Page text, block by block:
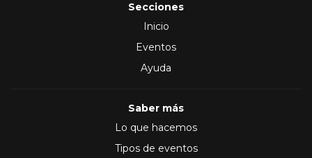
Secciones
Inicio
Eventos
Ayuda
Saber más
Lo que hacemos
Tipos de eventos